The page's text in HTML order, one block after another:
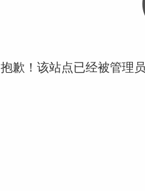
抱歉！该站点已经被管理